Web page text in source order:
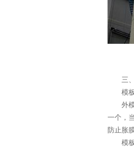
三、
模板
外模
一个，
防止胀
模板